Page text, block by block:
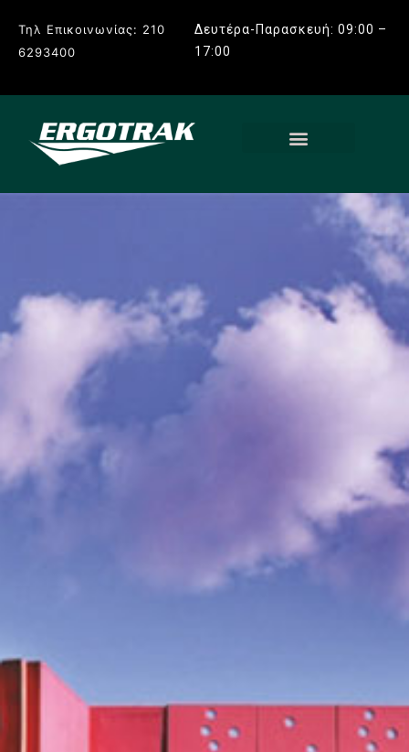
Τηλ Επικοινωνίας: 210
6293400
Δευτέρα-Παρασκευή: 09:00 –
17:00